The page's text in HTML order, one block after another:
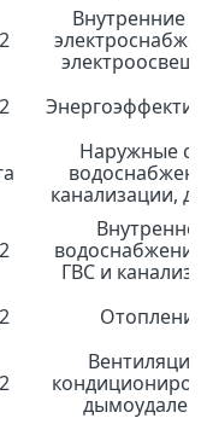
Внутренние
Наружные
канализации,
ГВС и
Отопление
Вентиляция